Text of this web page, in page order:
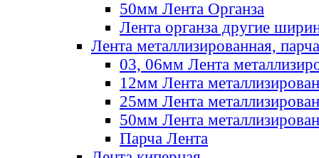
50мм Лента Органза
Лента органза другие
Лента металлизированная, парча
03, 06мм Лента
12мм Лента
25мм Лента
50мм Лента
Парча Лента